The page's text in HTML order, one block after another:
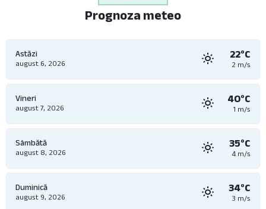
Prognoza meteo
Astăzi
august 6, 2026
22°C
2 m/s
Vineri
august 7, 2026
40°C
1 m/s
Sâmbătă
august 8, 2026
35°C
4 m/s
Duminică
august 9, 2026
34°C
3 m/s